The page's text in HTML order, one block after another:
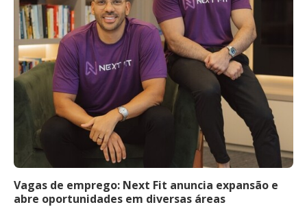
Vagas de emprego: Next Fit anuncia expansão e
abre oportunidades em diversas áreas